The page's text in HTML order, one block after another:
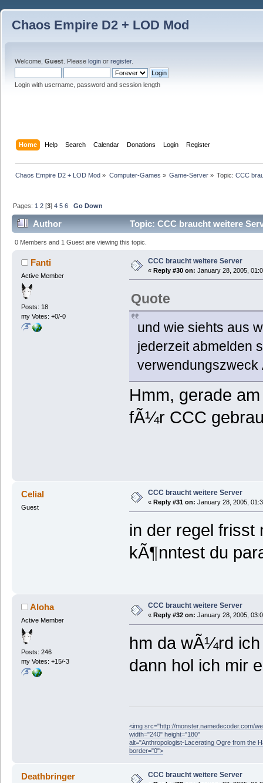
Chaos Empire D2 + LOD Mod
Welcome, Guest . Please login or register.
Login with username, password and session length
Home Help Search Calendar Donations Login Register
Chaos Empire D2 + LOD Mod » Computer-Games » Game-Server» Topic:CCC
Pages: 1 2 [3]4 5 6 Go Down
Author Topic: CCC braucht weitere
0 Members and 1 Guest are viewing this topic.
Fanti
Active Member
Posts: 18
my Votes: +0/-0
CCC braucht weitere Server
« Reply #30 on: January 28, 2005,
Quote
und wie siehts aus
jederzeit abmelden
verwendungszweck
Hmm, gerade
fÃ¼r CCC
Celial
Guest
CCC braucht weitere Server
« Reply #31 on: January 28, 2005,
in der regel frisst
kÃ¶nntest du
Aloha
Active Member
Posts: 246
my Votes: +15/-3
CCC braucht weitere Server
« Reply #32 on: January 28, 2005,
hm da wÃ¼rd
dann hol ich mir
<img src="http://monster.namedecoder.com/
width="240" height="180"
alt="Anthropologist-Lacerating Ogre from the
border="0">
Deathbringer CCC braucht weitere Server